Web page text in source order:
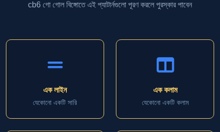
cb6 গো গোল বিঙ্গোতে এই প্যাটার্নগুলো পূরণ করলে পুরস্কার পাবেন
এক লাইন
যেকোনো একটি সারি
এক কলাম
যেকোনো একটি কলাম